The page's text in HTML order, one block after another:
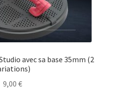
avec sa base 35mm (2
9,00 €